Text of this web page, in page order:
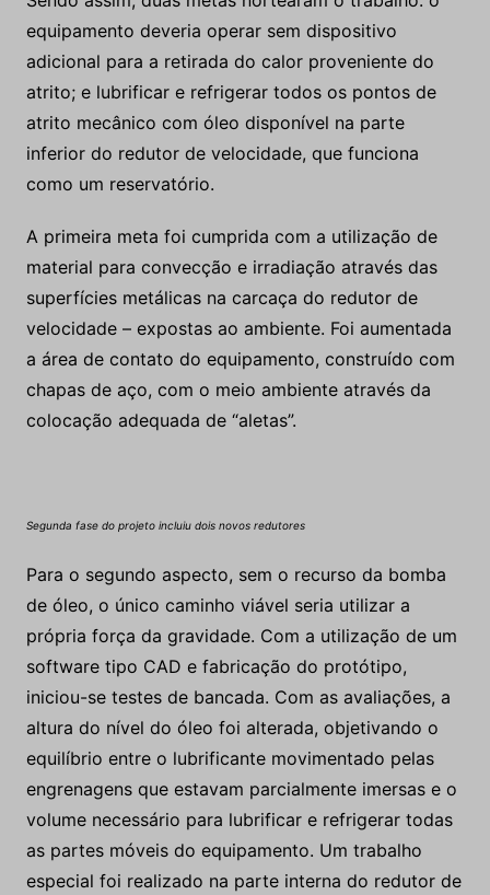
equipamento deveria operar sem dispositivo
adicional para a retirada do calor proveniente do
atrito; e lubrificar e refrigerar todos os pontos de
atrito mecânico com óleo disponível na parte
inferior do redutor de velocidade, que funciona
como um reservatório.
A primeira meta foi cumprida com a utilização de
material para convecção e irradiação através das
superfícies metálicas na carcaça do redutor de
velocidade – expostas ao ambiente. Foi aumentada
a área de contato do equipamento, construído com
chapas de aço, com o meio ambiente através da
colocação adequada de “aletas”.
Segunda fase do projeto incluiu dois novos redutores
Para o segundo aspecto, sem o recurso da bomba
de óleo, o único caminho viável seria utilizar a
própria força da gravidade. Com a utilização de um
software tipo CAD e fabricação do protótipo,
iniciou-se testes de bancada. Com as avaliações, a
altura do nível do óleo foi alterada, objetivando o
equilíbrio entre o lubrificante movimentado pelas
engrenagens que estavam parcialmente imersas e o
volume necessário para lubrificar e refrigerar todas
as partes móveis do equipamento. Um trabalho
especial foi realizado na parte interna do redutor de